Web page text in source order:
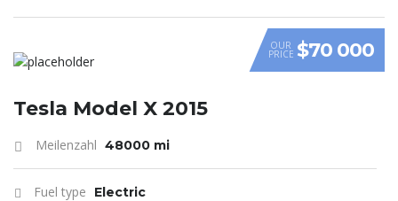
OUR
PRICE $70 000
Tesla Model X 2015
Meilenzahl 48000 mi
Fuel type Electric